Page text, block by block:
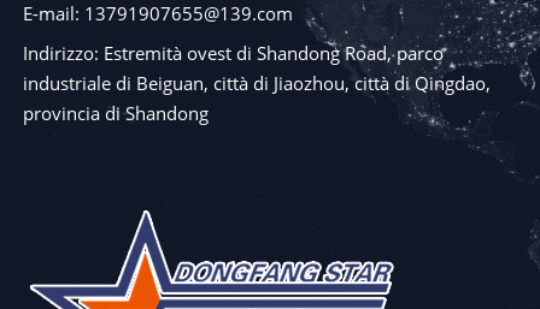
E-mail: 13791907655@139.com
Indirizzo: Estremità ovest di Shandong Road, parco
industriale di Beiguan, città di Jiaozhou, città di Qingdao,
provincia di Shandong